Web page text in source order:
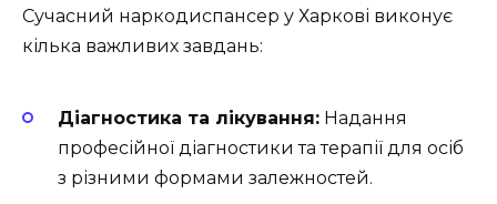
Сучасний наркодиспансер у Харкові виконує
кілька важливих завдань:
Діагностика та лікування: Надання
професійної діагностики та терапії для осіб
з різними формами залежностей.